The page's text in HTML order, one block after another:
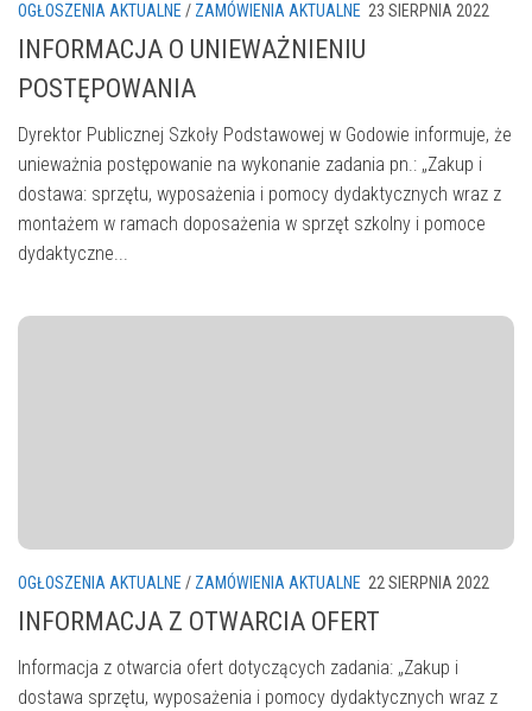
OGŁOSZENIA AKTUALNE / ZAMÓWIENIA AKTUALNE 23 SIERPNIA 2022
INFORMACJA O UNIEWAŻNIENIU
POSTĘPOWANIA
Dyrektor Publicznej Szkoły Podstawowej w Godowie informuje, że
unieważnia postępowanie na wykonanie zadania pn.: „Zakup i
dostawa: sprzętu, wyposażenia i pomocy dydaktycznych wraz z
montażem w ramach doposażenia w sprzęt szkolny i pomoce
dydaktyczne...
OGŁOSZENIA AKTUALNE / ZAMÓWIENIA AKTUALNE 22 SIERPNIA 2022
INFORMACJA Z OTWARCIA OFERT
Informacja z otwarcia ofert dotyczących zadania: „Zakup i
dostawa sprzętu, wyposażenia i pomocy dydaktycznych wraz z